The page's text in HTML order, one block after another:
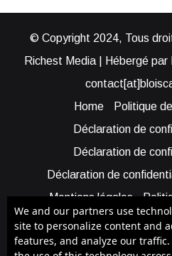
© Copyright 2024, Tous
Richest Media | Hébergé par
Home
Politique
Déclaration de
Déclaration de
Déclaration de
Mentions légales
Cookie Policy (AUS)
Qui sommes-nous ?
We and our partners use
site to personalize content and
features, and analyze our